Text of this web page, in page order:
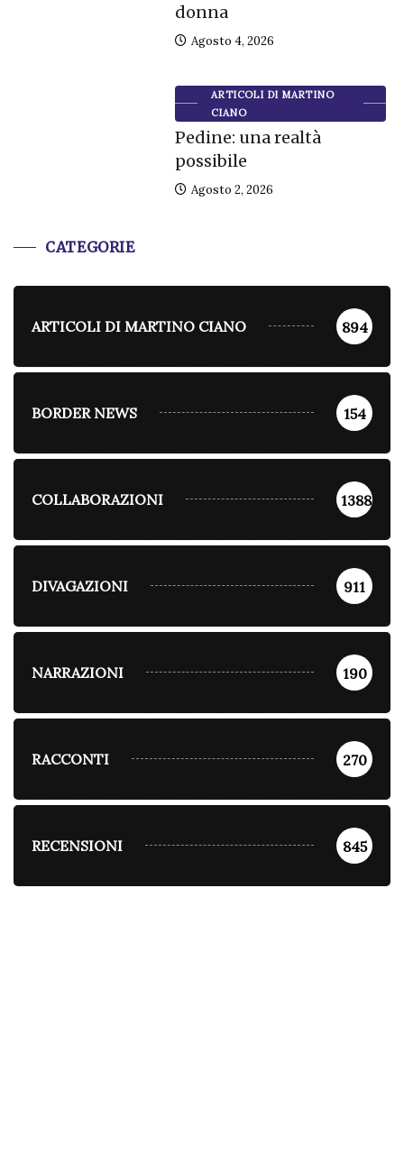
donna
Agosto 4, 2026
ARTICOLI DI MARTINO
CIANO
Pedine: una realtà
possibile
Agosto 2, 2026
CATEGORIE
ARTICOLI DI MARTINO CIANO 894
BORDER NEWS 154
COLLABORAZIONI 1388
DIVAGAZIONI 911
NARRAZIONI 190
RACCONTI 270
RECENSIONI 845